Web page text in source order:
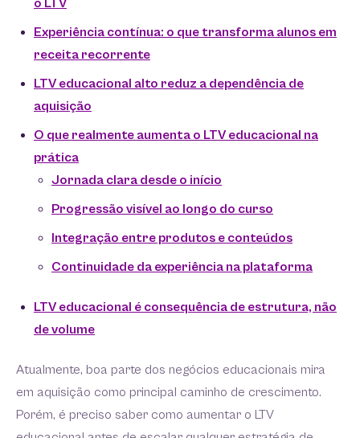
o LTV
Experiência contínua: o que transforma alunos em
receita recorrente
LTV educacional alto reduz a dependência de
aquisição
O que realmente aumenta o LTV educacional na
prática
Jornada clara desde o início
Progressão visível ao longo do curso
Integração entre produtos e conteúdos
Continuidade da experiência na plataforma
LTV educacional é consequência de estrutura, não
de volume
Atualmente, boa parte dos negócios educacionais mira
em aquisição como principal caminho de crescimento.
Porém, é preciso saber como aumentar o LTV